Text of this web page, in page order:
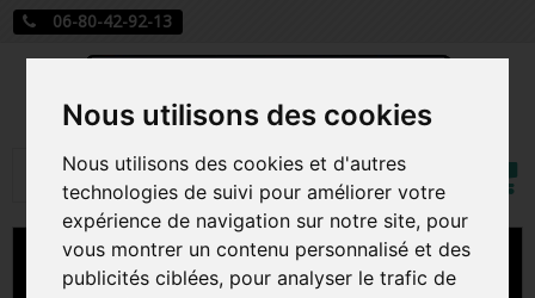
Nous utilisons des cookies
Nous utilisons des cookies et d'autres
technologies de suivi pour améliorer votre
expérience de navigation sur notre site, pour
vous montrer un contenu personnalisé et des
publicités ciblées, pour analyser le trafic de
06-80-42-92-13
Rechercher
Mon
MENU